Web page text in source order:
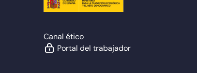
Canal ético
Portal del trabajador